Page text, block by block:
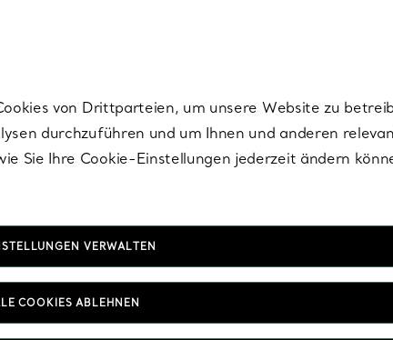
von Drittparteien, um unsere Website zu
durchzuführen und um Ihnen und anderen
Sie Ihre Cookie-Einstellungen jederzeit ändern
VERWALTEN
COOKIES ABLEHNEN